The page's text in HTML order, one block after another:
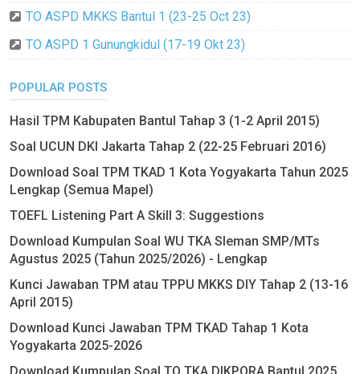
TO ASPD MKKS Bantul 1 (23-25 Oct 23)
TO ASPD 1 Gunungkidul (17-19 Okt 23)
POPULAR POSTS
Hasil TPM Kabupaten Bantul Tahap 3 (1-2 April 2015)
Soal UCUN DKI Jakarta Tahap 2 (22-25 Februari 2016)
Download Soal TPM TKAD 1 Kota Yogyakarta Tahun 2025
Lengkap (Semua Mapel)
TOEFL Listening Part A Skill 3: Suggestions
Download Kumpulan Soal WU TKA Sleman SMP/MTs
Agustus 2025 (Tahun 2025/2026) - Lengkap
Kunci Jawaban TPM atau TPPU MKKS DIY Tahap 2 (13-16
April 2015)
Download Kunci Jawaban TPM TKAD Tahap 1 Kota
Yogyakarta 2025-2026